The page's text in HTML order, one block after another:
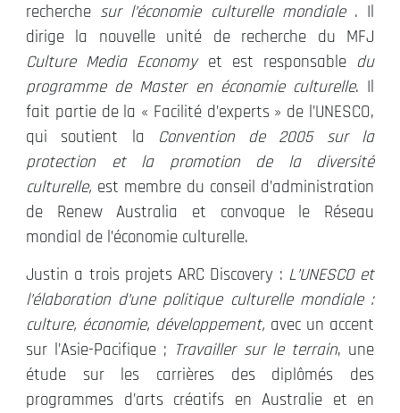
recherche sur l’économie culturelle mondiale. Il
dirige la nouvelle unité de recherche du MFJ
Culture Media Economyet est responsable du
programme de Master en économie culturelle. Il
fait partie de la « Facilité d’experts » de l’UNESCO,
qui soutient la Convention de 2005 sur la
protection et la promotion de la diversité
culturelle, est membre du conseil d’administration
de Renew Australia et convoque le Réseau
mondial de l’économie culturelle.
Justin a trois projets ARC Discovery : L’UNESCO et
l’élaboration d’une politique culturelle mondiale :
culture, économie, développement, avec un accent
sur l’Asie-Pacifique ; Travailler sur le terrain, une
étude sur les carrières des diplômés des
programmes d’arts créatifs en Australie et en